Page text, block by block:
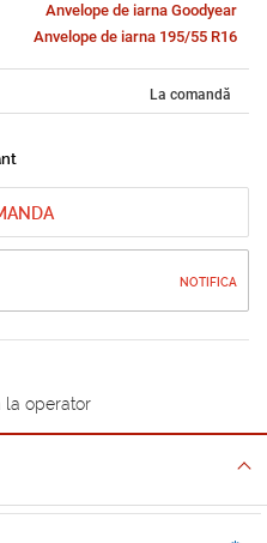
Anvelope de iarna Goodyear
Anvelope de iarna 195/55 R16
La comandă
NOTIFICA
la operator